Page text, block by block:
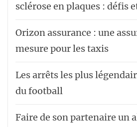
sclérose en plaques : défis
Orizon assurance : une
mesure pour les taxis
Les arrêts les plus
du football
Faire de son partenaire un